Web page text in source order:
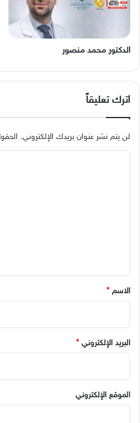
الدكتور محمد منصور
اترك تعليقاً
لن يتم نشر عنوان بريدك الإلكتروني.
*
الاسم *
البريد الإلكتروني *
الموقع الإلكتروني